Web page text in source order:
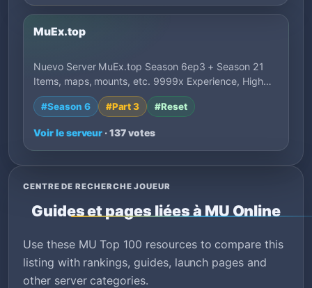
MuEx.top
Nuevo Server MuEx.top Season 6ep3 + Season 21
Items, maps, mounts, etc. 9999x Experience, High…
#Season 6 #Part 3 #Reset
Voir le serveur · 137 votes
CENTRE DE RECHERCHE JOUEUR
Guides et pages liées à MU Online
Use these MU Top 100 resources to compare this
listing with rankings, guides, launch pages and
other server categories.